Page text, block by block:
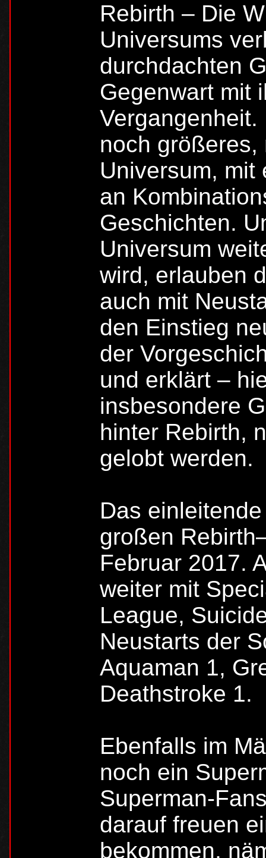
Rebirth – Die
Universums
durchdachten
Gegenwart mit
noch
Universum, mit
an
Geschichten.
Universum
wird, erlauben
auch mit
den Einstieg
der
und erklärt –
insbesondere
hinter Rebirth,
gelobt werden.
Das
großen
Februar 2017.
weiter mit
League,
Neustarts der
Aquaman 1,
Deathstroke 1.
Ebenfalls im
noch ein
Superman-
darauf freuen
bekommen,